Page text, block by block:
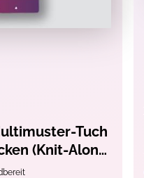
Tuch
(Knit-Along